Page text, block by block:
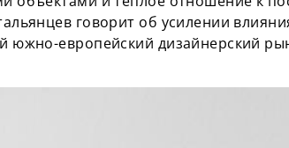
говорит об усилении
южно-европейский дизайнерский